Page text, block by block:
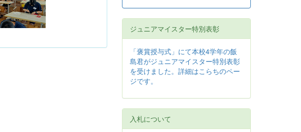
ジュニアマイスター特別表彰
「褒賞授与式」にて本校4学年の飯
島君がジュニアマイスター特別表彰
を受けました。詳細はこらちのペー
ジです。
入札について